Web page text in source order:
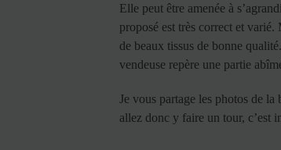
Elle peut être amenée à
proposé est très correct et
de beaux tissus de bonne
vendeuse repère une partie
Je vous partage les photos de la
allez donc y faire un tour, c’est